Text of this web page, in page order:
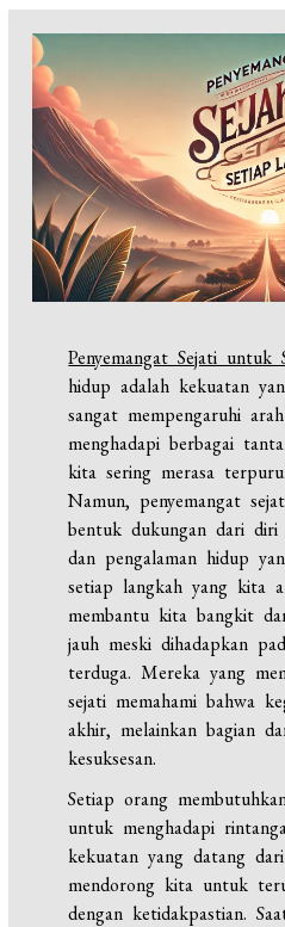
Penyemangat Sejati untuk
hidup adalah kekuatan
sangat mempengaruhi
menghadapi berbagai
kita sering merasa
Namun, penyemangat
bentuk dukungan dari diri
dan pengalaman hidup
setiap langkah yang kita
membantu kita bangkit
jauh meski dihadapkan
terduga. Mereka yang
sejati memahami bahwa
akhir, melainkan bagian
kesuksesan.
Setiap orang
untuk menghadapi
kekuatan yang datang
mendorong kita untuk
dengan ketidakpastian.